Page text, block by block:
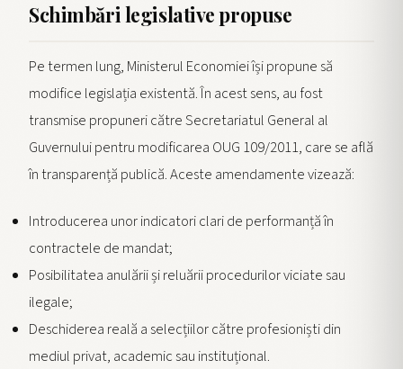
Schimbări legislative propuse
Pe termen lung, Ministerul Economiei își propune să
modifice legislația existentă. În acest sens, au fost
transmise propuneri către Secretariatul General al
Guvernului pentru modificarea OUG 109/2011, care se află
în transparență publică. Aceste amendamente vizează:
Introducerea unor indicatori clari de performanță în
contractele de mandat;
Posibilitatea anulării și reluării procedurilor viciate sau
ilegale;
Deschiderea reală a selecțiilor către profesioniști din
mediul privat, academic sau instituțional.